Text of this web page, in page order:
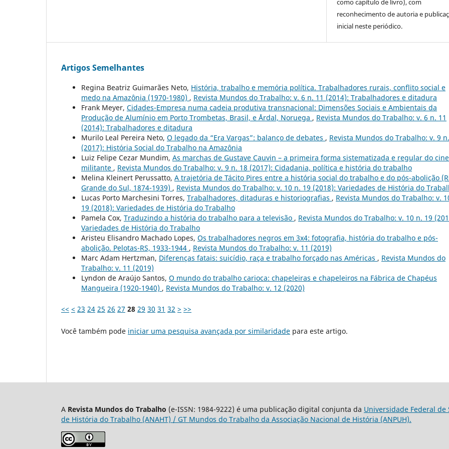
como capítulo de livro), com
reconhecimento de autoria e
inicial neste periódico.
Artigos Semelhantes
Regina Beatriz Guimarães Neto, História, trabalho e memória política. Trabalhadores rurais, conflito social e
medo na Amazônia (1970-1980) , Revista Mundos do Trabalho: v. 6 n. 11 (2014): Trabalhadores e ditadura
Frank Meyer, Cidades-Empresa numa cadeia produtiva transnacional: Dimensões Sociais e Ambientais da
Produção de Alumínio em Porto Trombetas, Brasil, e Årdal, Noruega , Revista Mundos do Trabalho: v. 6 n. 11
(2014): Trabalhadores e ditadura
Murilo Leal Pereira Neto, O legado da “Era Vargas”: balanço de debates , Revista Mundos do Trabalho: v. 9
(2017): História Social do Trabalho na Amazônia
Luiz Felipe Cezar Mundim, As marchas de Gustave Cauvin – a primeira forma sistematizada e regular do
militante , Revista Mundos do Trabalho: v. 9 n. 18 (2017): Cidadania, política e história do trabalho
Melina Kleinert Perussatto, A trajetória de Tácito Pires entre a história social do trabalho e do pós-abolição
Grande do Sul, 1874-1939) , Revista Mundos do Trabalho: v. 10 n. 19 (2018): Variedades de História do
Lucas Porto Marchesini Torres, Trabalhadores, ditaduras e historiografias , Revista Mundos do Trabalho: v.
19 (2018): Variedades de História do Trabalho
Pamela Cox, Traduzindo a história do trabalho para a televisão , Revista Mundos do Trabalho: v. 10 n. 19
Variedades de História do Trabalho
Aristeu Elisandro Machado Lopes, Os trabalhadores negros em 3x4: fotografia, história do trabalho e pós-
abolição. Pelotas-RS, 1933-1944 , Revista Mundos do Trabalho: v. 11 (2019)
Marc Adam Hertzman, Diferenças fatais: suicídio, raça e trabalho forçado nas Américas , Revista Mundos do
Trabalho: v. 11 (2019)
Lyndon de Araújo Santos, O mundo do trabalho carioca: chapeleiras e chapeleiros na Fábrica de Chapéus
Mangueira (1920-1940) , Revista Mundos do Trabalho: v. 12 (2020)
<< < 23 24 25 26 27 28 29 30 31 32 > >>
Você também pode iniciar uma pesquisa avançada por similaridade para este artigo.
A Revista Mundos do Trabalho (e-ISSN: 1984-9222) é uma publicação digital conjunta da Universidade Federal de
de História do Trabalho (ANAHT) / GT Mundos do Trabalho da Associação Nacional de História (ANPUH).